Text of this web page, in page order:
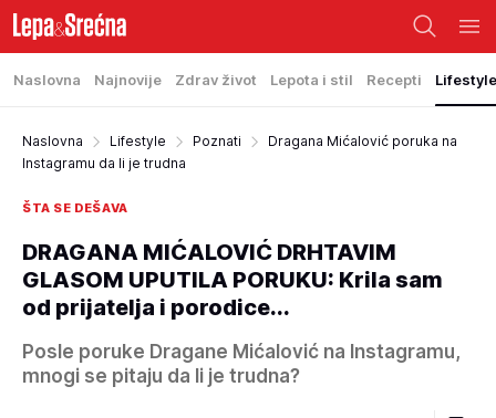
Naslovna Najnovije Zdrav život Lepota i stil Recepti Lifestyle
Naslovna Lifestyle Poznati
Dragana Mićalović poruka na
Instagramu da li je trudna
ŠTA SE DEŠAVA
DRAGANA MIĆALOVIĆ DRHTAVIM
GLASOM UPUTILA PORUKU: Krila sam
od prijatelja i porodice...
Posle poruke Dragane Mićalović na Instagramu,
mnogi se pitaju da li je trudna?